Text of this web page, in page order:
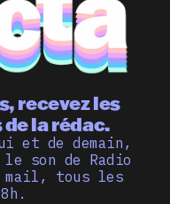
recevez les
la rédac.
et de demain,
son de Radio
mail, tous les